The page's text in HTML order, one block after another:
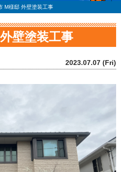
M様邸 外壁塗装工事
壁塗装工事
2023.07.07 (Fri)